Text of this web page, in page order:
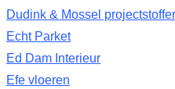
Dudink & Mossel
Echt Parket
Ed Dam Interieur
Efe vloeren